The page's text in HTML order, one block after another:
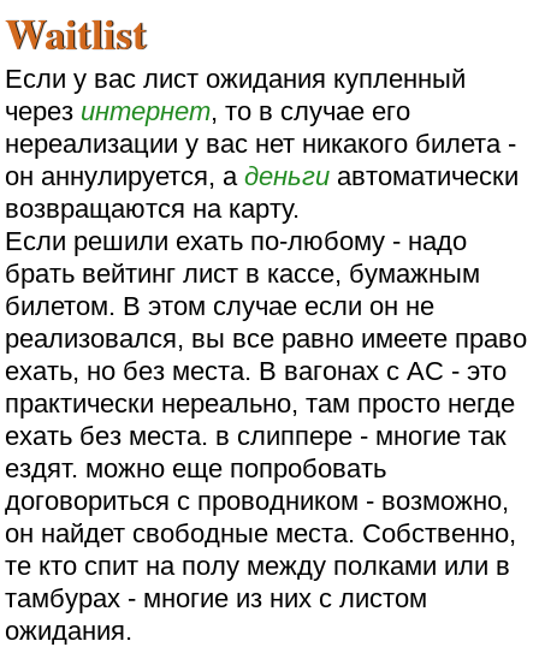
Waitlist
Если у вас лист ожидания купленный
через интернет, то в случае его
нереализации у вас нет никакого билета -
он аннулируется, аденьги автоматически
возвращаются на карту.
Если решили ехать по-любому - надо
брать вейтинг лист в кассе, бумажным
билетом. В этом случае если он не
реализовался, вы все равно имеете право
ехать, но без места. В вагонах с АС - это
практически нереально, там просто негде
ехать без места. в слиппере - многие так
ездят. можно еще попробовать
договориться с проводником - возможно,
он найдет свободные места. Собственно,
те кто спит на полу между полками или в
тамбурах - многие из них с листом
ожидания.